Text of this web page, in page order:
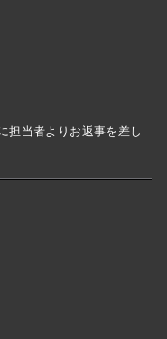
担当者よりお返事を差し